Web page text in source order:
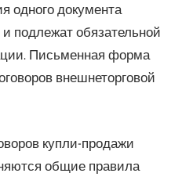
одного документа
подлежат обязательной
Письменная форма
внешнеторговой
купли-продажи
общие правила